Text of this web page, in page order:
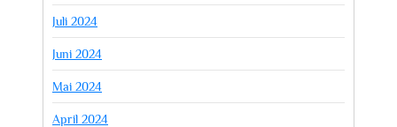
Juli 2024
Juni 2024
Mai 2024
April 2024